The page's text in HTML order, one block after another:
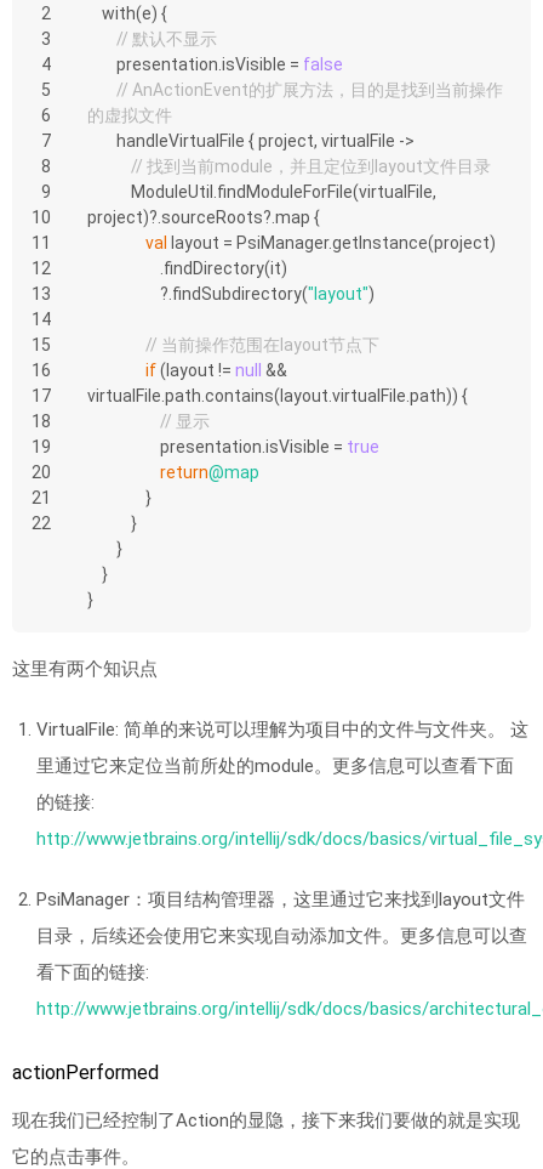
2
3
4
5
6
7
8
9
10
11
12
13
14
15
16
17
18
19
20
21
22
    with(e) {
// 默认不显示
        presentation.isVisible =
false
// AnActionEvent的扩展方法，目的是找到当前操作
的虚拟文件
        handleVirtualFile { project, virtualFile ->
// 找到当前module，并且定位到layout文件目录
project)?.sourceRoots?.map {
val
layout = PsiManager.getInstance(project)
                    .findDirectory(it)
                    ?.findSubdirectory(
"layout")
// 当前操作范围在layout节点下
if (layout != null
&&
virtualFile.path.contains(layout.virtualFile.path)) {
// 显示
                    presentation.isVisible =
true
return@map
                }
            }
        }
    }
}
这里有两个知识点
VirtualFile: 简单的来说可以理解为项目中的文件与文件夹。 这
里通过它来定位当前所处的module。更多信息可以查看下面
的链接:
http://www.jetbrains.org/intellij/sdk/docs/basics/
PsiManager：项目结构管理器，这里通过它来找到layout文件
目录，后续还会使用它来实现自动添加文件。更多信息可以查
看下面的链接:
http://www.jetbrains.org/intellij/sdk/docs/basics/
actionPerformed
现在我们已经控制了Action的显隐，接下来我们要做的就是实现
它的点击事件。